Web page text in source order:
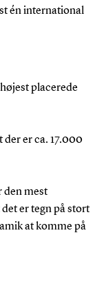
én international
placerede
der er ca. 17.000
den mest
er tegn på stort
at komme på